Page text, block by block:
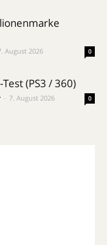
August 2026 0
(PS3 / 360)
7. August 2026 0